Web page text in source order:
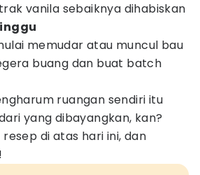
vanila sebaiknya dihabiskan
memudar atau muncul bau
buang dan buat batch
ruangan sendiri itu
yang dibayangkan, kan?
di atas hari ini, dan